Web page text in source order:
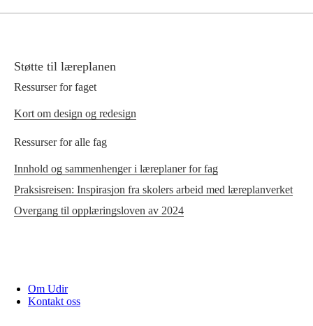
Støtte til læreplanen
Ressurser for faget
Kort om design og redesign
Ressurser for alle fag
Innhold og sammenhenger i læreplaner for fag
Praksisreisen: Inspirasjon fra skolers arbeid med læreplanverket
Overgang til opplæringsloven av 2024
Om Udir
Kontakt oss